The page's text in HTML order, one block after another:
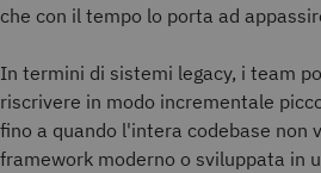
che con il tempo lo porta ad
In termini di sistemi legacy, i team
riscrivere in modo incrementale
fino a quando l'intera codebase non
framework moderno o sviluppata in